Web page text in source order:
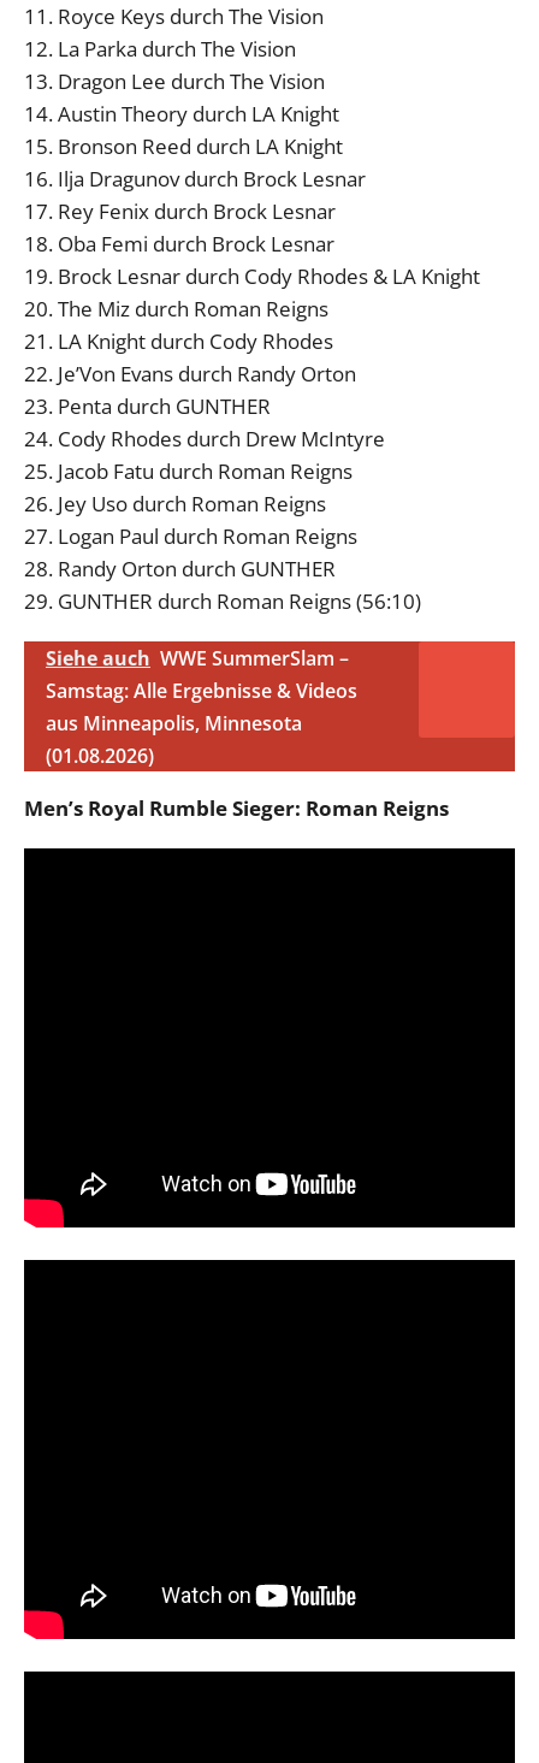
11. Royce Keys durch The Vision
12. La Parka durch The Vision
13. Dragon Lee durch The Vision
14. Austin Theory durch LA Knight
15. Bronson Reed durch LA Knight
16. Ilja Dragunov durch Brock Lesnar
17. Rey Fenix durch Brock Lesnar
18. Oba Femi durch Brock Lesnar
19. Brock Lesnar durch Cody Rhodes & LA Knight
20. The Miz durch Roman Reigns
21. LA Knight durch Cody Rhodes
22. Je’Von Evans durch Randy Orton
23. Penta durch GUNTHER
24. Cody Rhodes durch Drew McIntyre
25. Jacob Fatu durch Roman Reigns
26. Jey Uso durch Roman Reigns
27. Logan Paul durch Roman Reigns
28. Randy Orton durch GUNTHER
29. GUNTHER durch Roman Reigns (56:10)
Siehe auch WWE SummerSlam –
Samstag: Alle Ergebnisse & Videos
aus Minneapolis, Minnesota
(01.08.2026)
Men’s Royal Rumble Sieger: Roman Reigns